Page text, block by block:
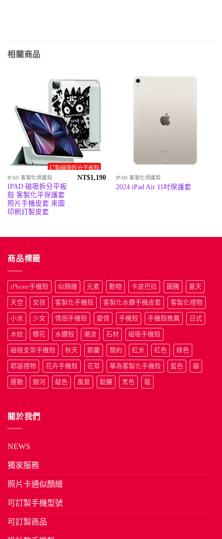
相關商品
IPAD 客製化保護殼
IPAD 磁吸拆分平板
殼 客製化平保護套
照片手機皮套 來圖
印刷訂製皮套
NT$1,190 IPAD 客製化保護殼
2024 iPad Air 11吋保護套
商品標籤
iPhone手機殼 似顏繪 元素 動物 卡皮巴拉 圖騰 夏天
天空 女孩 客製化手機殼 客製化水鑽手機皮套 客製化禮物
小米 少女 情侶手機殼 愛情 手機殼 手機殼推薦 日式
木紋 櫻花 水鑽殼 潮流 石材 磁吸手機殼
磁吸支架手機殼 秋天 節慶 簡約 紅米 紅色 綠色
耶誕禮物 花卉手機殼 花草 華為客製化手機殼 藍色 貓
運動 銀河 靛色 風景 骷髏 黑色 龍
關於我們
NEWS
獨家服務
照片卡通似顏繪
可訂製手機型號
可訂製商品